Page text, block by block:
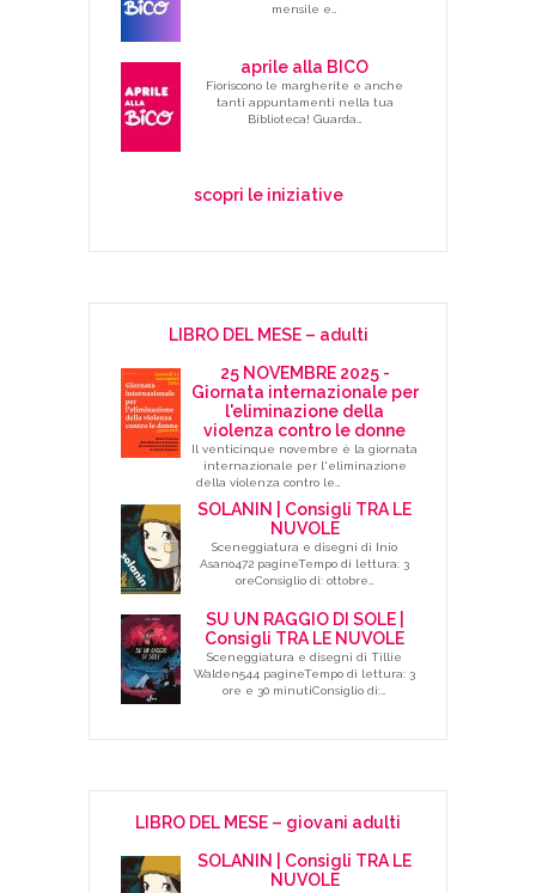
mensile e…
aprile alla BICO
Fioriscono le margherite e anche
tanti appuntamenti nella tua
Biblioteca! Guarda…
scopri le iniziative
LIBRO DEL MESE – adulti
25 NOVEMBRE 2025 -
Giornata internazionale per
l'eliminazione della
violenza contro le donne
Il venticinque novembre è la giornata
internazionale per l'eliminazione
della violenza contro le…
SOLANIN | Consigli TRA LE
NUVOLE
Sceneggiatura e disegni di Inio
Asano472 pagineTempo di lettura: 3
oreConsiglio di: ottobre…
SU UN RAGGIO DI SOLE |
Consigli TRA LE NUVOLE
Sceneggiatura e disegni di Tillie
Walden544 pagineTempo di lettura: 3
ore e 30 minutiConsiglio di:…
LIBRO DEL MESE – giovani adulti
SOLANIN | Consigli TRA LE
NUVOLE